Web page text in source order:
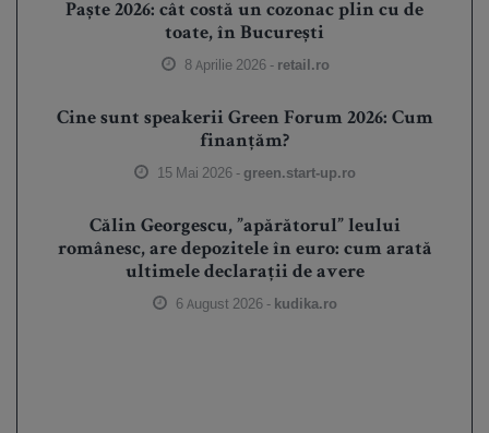
Paște 2026: cât costă un cozonac plin cu de
toate, în București
8 Aprilie 2026 - retail.ro
Cine sunt speakerii Green Forum 2026: Cum
finanțăm?
15 Mai 2026 - green.start-up.ro
Călin Georgescu, ”apărătorul” leului
românesc, are depozitele în euro: cum arată
ultimele declarații de avere
6 August 2026 - kudika.ro